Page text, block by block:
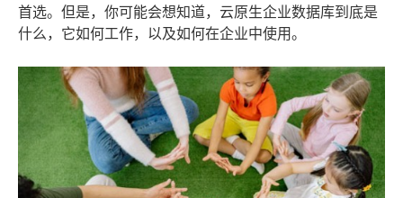
首选。但是，你可能会想知道，云原生企业数据库到底是
什么，它如何工作，以及如何在企业中使用。